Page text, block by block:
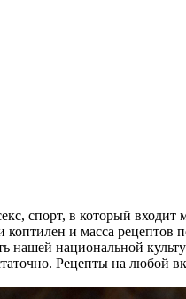
спорт, в который
коптилен и масса
нашей национальной
Рецепты на любой